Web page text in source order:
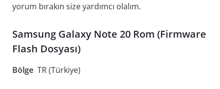
yorum bırakın size yardımcı olalım.
Samsung Galaxy Note 20 Rom (Firmware
Flash Dosyası)
Bölge TR (Türkiye)